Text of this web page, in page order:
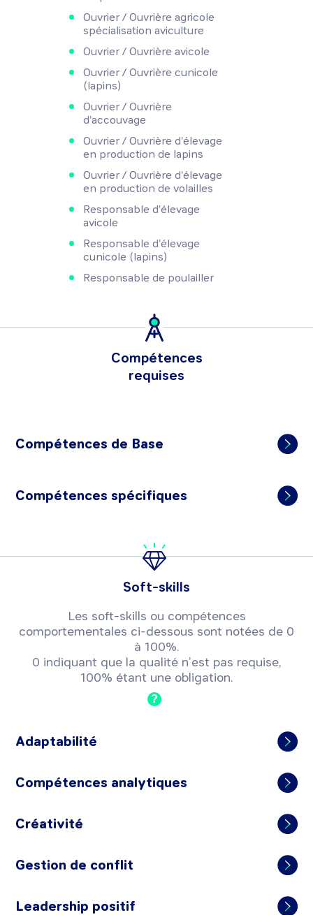
Ouvrier / Ouvrière agricole
spécialisation aviculture
Ouvrier / Ouvrière avicole
Ouvrier / Ouvrière cunicole
(lapins)
Ouvrier / Ouvrière
d'accouvage
Ouvrier / Ouvrière d'élevage
en production de lapins
Ouvrier / Ouvrière d'élevage
en production de volailles
Responsable d'élevage
avicole
Responsable d'élevage
cunicole (lapins)
Responsable de poulailler
Compétences
requises
Compétences de Base
Compétences spécifiques
Soft-skills
Les soft-skills ou compétences
comportementales ci-dessous sont notées de 0
à 100%.
0 indiquant que la qualité n’est pas requise,
100% étant une obligation.
?
Adaptabilité
Compétences analytiques
Créativité
Gestion de conflit
Leadership positif